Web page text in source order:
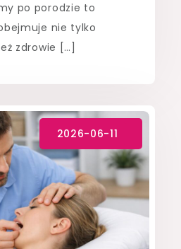
po porodzie to
nie tylko
zdrowie […]